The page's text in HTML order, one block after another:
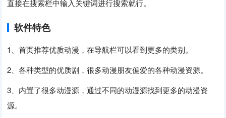
直接在搜索栏中输入关键词进行搜索就行。
软件特色
1、首页推荐优质动漫，在导航栏可以看到更多的类别。
2、各种类型的优质剧，很多动漫朋友偏爱的各种动漫资源。
3、内置了很多动漫源，通过不同的动漫源找到更多的动漫资
源。